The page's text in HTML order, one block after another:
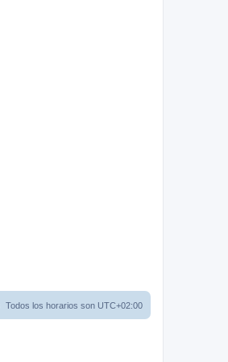
Todos los horarios son UTC+02:00